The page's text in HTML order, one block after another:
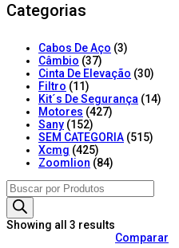
Categorias
Cabos De Aço (3)
Câmbio (37)
Cinta De Elevação (30)
Filtro (11)
Kit´s De Segurança (14)
Motores (427)
Sany (152)
SEM CATEGORIA (515)
Xcmg (425)
Zoomlion (84)
Products
search
Showing all 3 results
Comparar